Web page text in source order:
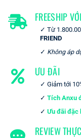
FREESHIP
Từ
FRIEND
Không áp
ƯU ĐÃI
Giảm tới
Tích Anxu
Ưu đãi đặc
REVIEW